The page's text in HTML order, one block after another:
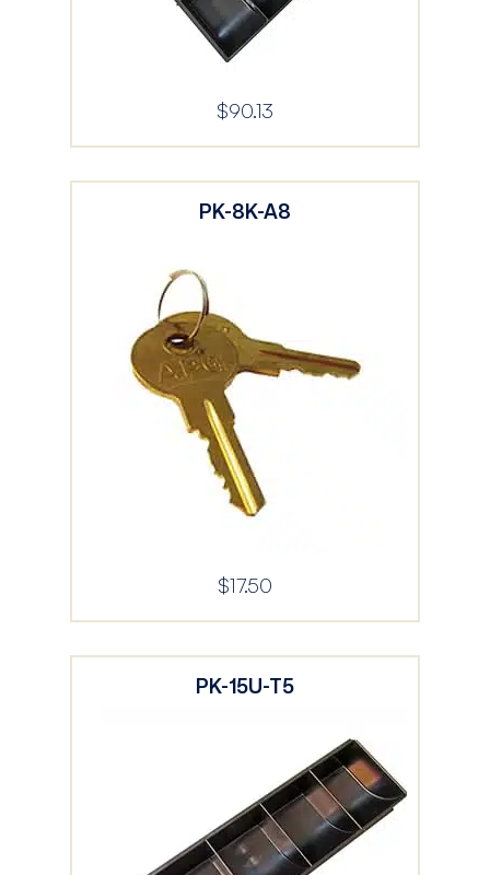
$90.13
PK-8K-A8
$17.50
PK-15U-T5